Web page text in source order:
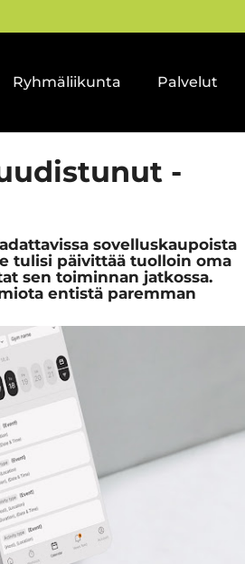
Ryhmäliikunta Palvelut
-
sovelluskaupoista
tulisi päivittää tuolloin oma
sen toiminnan jatkossa.
entistä paremman